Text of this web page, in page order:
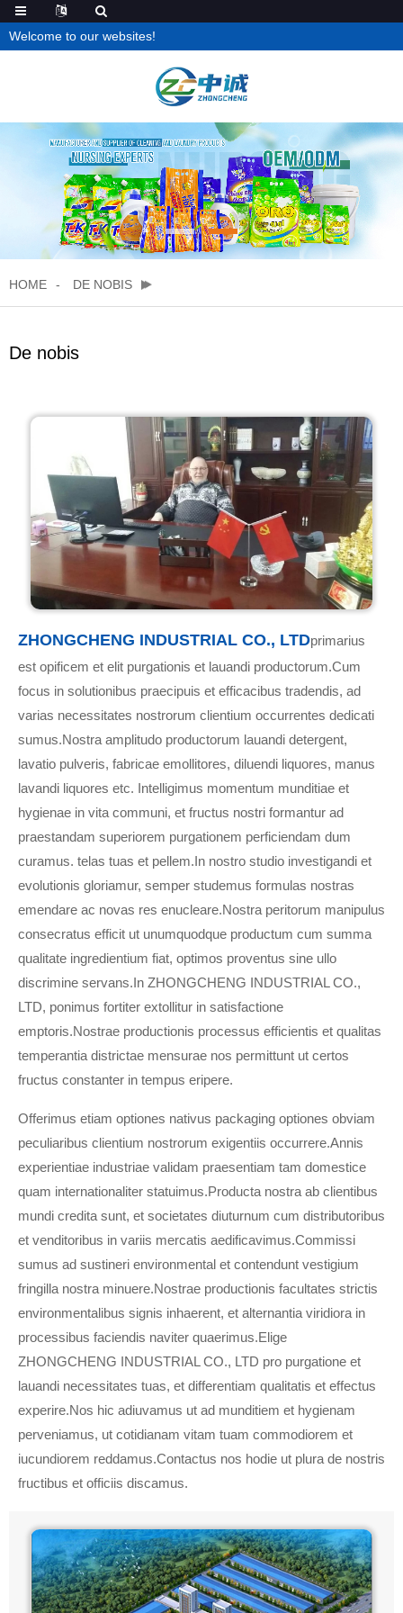
Welcome to our websites!
HOME DE NOBIS
De nobis
ZHONGCHENG INDUSTRIAL CO., LTDprimarius
est opificem et elit purgationis et lauandi productorum.Cum
focus in solutionibus praecipuis et efficacibus tradendis, ad
varias necessitates nostrorum clientium occurrentes dedicati
sumus.Nostra amplitudo productorum lauandi detergent,
lavatio pulveris, fabricae emollitores, diluendi liquores, manus
lavandi liquores etc. Intelligimus momentum munditiae et
hygienae in vita communi, et fructus nostri formantur ad
praestandam superiorem purgationem perficiendam dum
curamus. telas tuas et pellem.In nostro studio investigandi et
evolutionis gloriamur, semper studemus formulas nostras
emendare ac novas res enucleare.Nostra peritorum manipulus
consecratus efficit ut unumquodque productum cum summa
qualitate ingredientium fiat, optimos proventus sine ullo
discrimine servans.In ZHONGCHENG INDUSTRIAL CO.,
LTD, ponimus fortiter extollitur in satisfactione
emptoris.Nostrae productionis processus efficientis et qualitas
temperantia districtae mensurae nos permittunt ut certos
fructus constanter in tempus eripere.
Offerimus etiam optiones nativus packaging optiones obviam
peculiaribus clientium nostrorum exigentiis occurrere.Annis
experientiae industriae validam praesentiam tam domestice
quam internationaliter statuimus.Producta nostra ab clientibus
mundi credita sunt, et societates diuturnum cum distributoribus
et venditoribus in variis mercatis aedificavimus.Commissi
sumus ad sustineri environmental et contendunt vestigium
fringilla nostra minuere.Nostrae productionis facultates strictis
environmentalibus signis inhaerent, et alternantia viridiora in
processibus faciendis naviter quaerimus.Elige
ZHONGCHENG INDUSTRIAL CO., LTD pro purgatione et
lauandi necessitates tuas, et differentiam qualitatis et effectus
experire.Nos hic adiuvamus ut ad munditiem et hygienam
perveniamus, ut cotidianam vitam tuam commodiorem et
iucundiorem reddamus.Contactus nos hodie ut plura de nostris
fructibus et officiis discamus.